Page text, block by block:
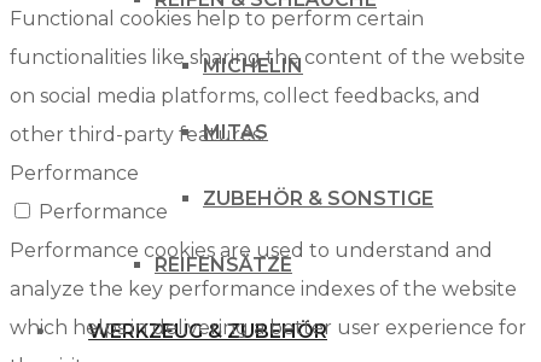
MICHELIN
MITAS
ZUBEHÖR & SONSTIGE
REIFENSÄTZE
WERKZEUG & ZUBEHÖR
Functional cookies help to perform certain
functionalities like sharing the content of the website
on social media platforms, collect feedbacks, and
other third-party features.
Performance
Performance
Performance cookies are used to understand and
analyze the key performance indexes of the website
which helps in delivering a better user experience for